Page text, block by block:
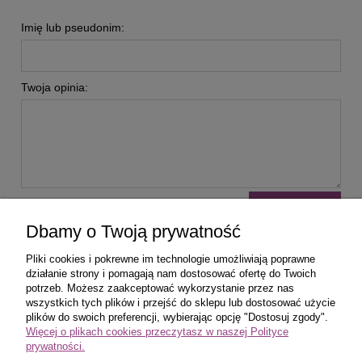
Imię lub pseudonim:
Twoja opinia:
Zakupy
Dbamy o Twoją prywatność
Pliki cookies i pokrewne im technologie umożliwiają poprawne
działanie strony i pomagają nam dostosować ofertę do Twoich
potrzeb. Możesz zaakceptować wykorzystanie przez nas
wszystkich tych plików i przejść do sklepu lub dostosować użycie
plików do swoich preferencji, wybierając opcję "Dostosuj zgody".
Więcej o plikach cookies przeczytasz w naszej Polityce
prywatności.